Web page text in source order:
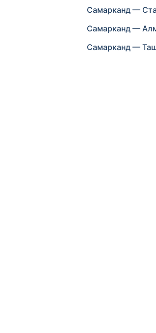
Самарканд —
Самарканд —
Самарканд —